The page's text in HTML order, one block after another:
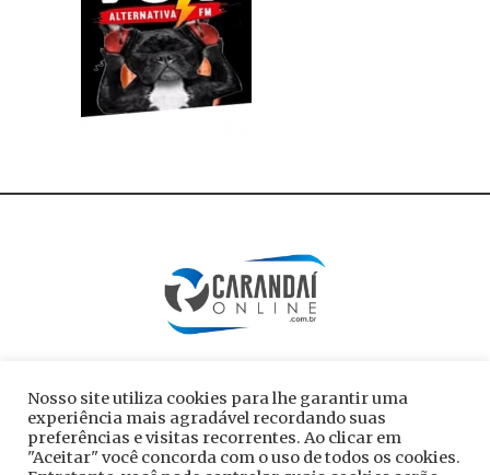
Nosso site utiliza cookies para lhe garantir uma
experiência mais agradável recordando suas
preferências e visitas recorrentes. Ao clicar em
"Aceitar" você concorda com o uso de todos os cookies.